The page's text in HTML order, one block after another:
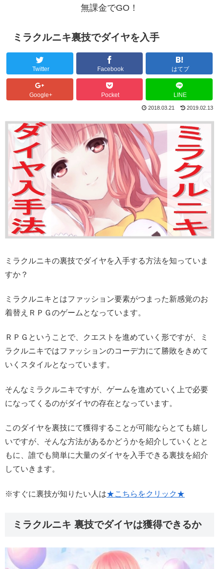
無課金でGO！
ミラクルニキ裏技でダイヤを入手
Twitter Facebook はてブ
Google+ Pocket LINE
2018.03.21 2019.02.13
ミラクルニキの裏技でダイヤを入手する方法を知っていま
すか？
ミラクルニキとはファッション要素がつまった新感覚のお
着替えＲＰＧのゲームとなっています。
ＲＰＧということで、クエストを進めていく形ですが、ミ
ラクルニキではファッションのコーデ力にて勝敗をきめて
いくスタイルとなっています。
そんなミラクルニキですが、ゲームを進めていく上で必要
になってくるのがダイヤの存在となっています。
このダイヤを裏技にて獲得することが可能ならとても嬉し
いですが、そんな方法があるかどうかを紹介していくとと
もに、誰でも簡単に大量のダイヤを入手できる裏技を紹介
していきます。
※すぐに裏技が知りたい人は★こちらをクリック★
ミラクルニキ 裏技でダイヤは獲得できるか